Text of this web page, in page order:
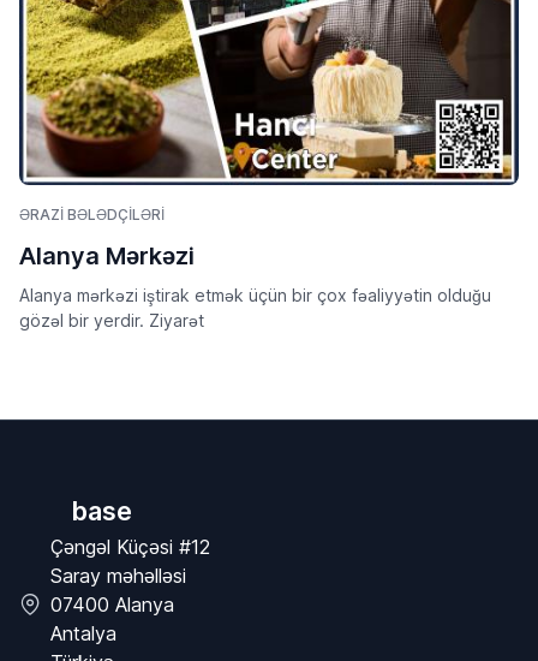
ƏRAZI BƏLƏDÇILƏRI
Alanya Mərkəzi
Alanya mərkəzi iştirak etmək üçün bir çox fəaliyyətin olduğu
gözəl bir yerdir. Ziyarət
base
Çəngəl Küçəsi #12
Saray məhəlləsi
07400 Alanya
Antalya